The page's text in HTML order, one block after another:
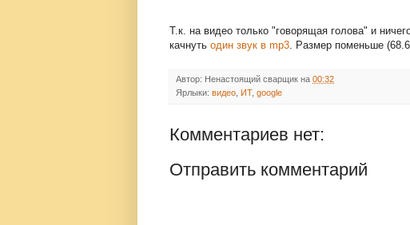
Т.к. на видео только "говорящая голова" и
качнуть один звук в mp3. Размер поменьше
Автор: Ненастоящий сварщик на 00:32
Ярлыки: видео ИТ, google
Комментариев нет:
Отправить комментарий